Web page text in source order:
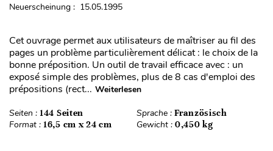
Neuerscheinung : 15.05.1995
Cet ouvrage permet aux utilisateurs de maîtriser au fil des
pages un problème particulièrement délicat : le choix de la
bonne préposition. Un outil de travail efficace avec : un
exposé simple des problèmes, plus de 8 cas d'emploi des
prépositions (rect... Weiterlesen
Seiten : 144 Seiten Sprache : Französisch
Format : 16,5 cm x 24 cm Gewicht : 0,450 kg